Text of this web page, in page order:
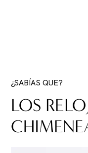
¿SABÍAS QUE?
LOS